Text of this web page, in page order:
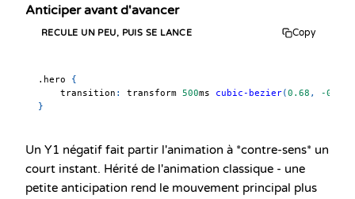
Anticiper avant d'avancer
RECULE UN PEU, PUIS SE LANCE Copy
.hero
{
transition : transform 500ms cubic-bezier(0.68 , -0.55
}
Un Y1 négatif fait partir l'animation à *contre-sens* un
court instant. Hérité de l'animation classique - une
petite anticipation rend le mouvement principal plus